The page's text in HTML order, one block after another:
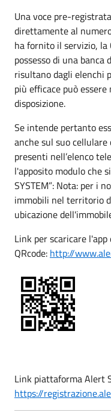
Una voce pre-
direttamente al
ha fornito il servizio, la
possesso di una
risultano dagli elenchi
più efficace può
disposizione.
Se intende pertanto
anche sul suo
presenti nell’elenco
l'apposito modulo che
SYSTEM”: Nota: per i
immobili nel territorio
ubicazione
Link per scaricare l'app
QRcode: http://
Link piattaforma Alert
https://